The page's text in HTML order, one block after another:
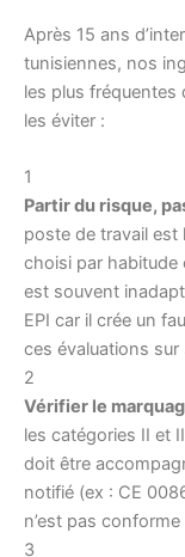
Après 15 ans
tunisiennes, nos
les plus fréquentes
les éviter :
1
Partir du risque,
poste de travail est
choisi par habitude
est souvent
EPI car il crée un
ces évaluations sur
2
Vérifier le
les catégories II et
doit être
notifié (ex : CE
n’est pas
3